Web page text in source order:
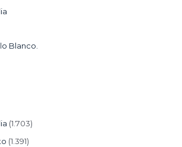
Blanco.
(1.703)
(1.391)